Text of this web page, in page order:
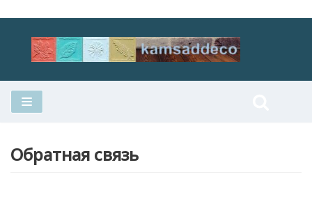
Перейти
Обратная связь